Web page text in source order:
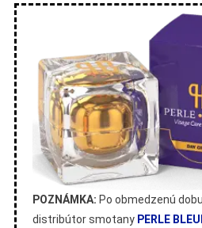
POZNÁMKA: Po obmedzenú
distribútor smotany PERLE